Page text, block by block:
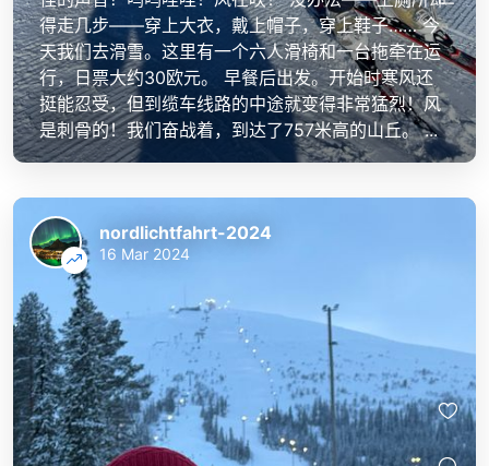
得走几步——穿上大衣，戴上帽子，穿上鞋子…… 今
天我们去滑雪。这里有一个六人滑椅和一台拖牵在运
行，日票大约30欧元。 早餐后出发。开始时寒风还
挺能忍受，但到缆车线路的中途就变得非常猛烈！风
是刺骨的！我们奋战着，到达了757米高的山丘。 ...
nordlichtfahrt-2024
16 Mar 2024